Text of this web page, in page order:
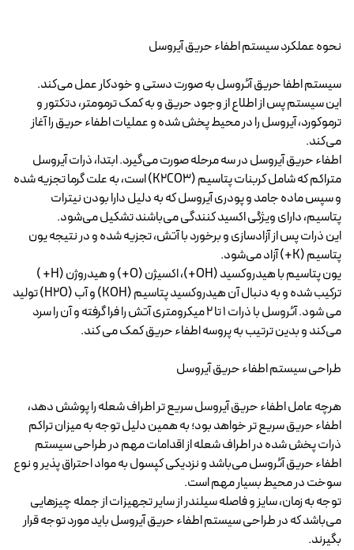
نحوه عملکرد سیستم اطفاء حریق آیروسل
سیستم اطفا حریق آئروسل به صورت دستی و خودکار عمل می‌کند.
این سیستم پس از اطلاع از وجود حریق و به کمک ترمومتر، دتکتور و
ترموکورد، آیروسل را در محیط پخش شده و عملیات اطفاء حریق را آغاز
می‌کند.
اطفاء حریق آیروسل در سه مرحله صورت می‌گیرد. ابتدا، ذرات آیروسل
متراکم که شامل کربنات پتاسیم (K2CO3) است، به علت گرما تجزیه شده
و سپس ماده جامد و پودری آیروسل که به دلیل دارا بودن نیترات
پتاسیم، دارای ویژگی اکسید کنندگی می‌باشند تشکیل می‌شود.
این ذرات پس از آزادسازی و برخورد با آتش، تجزیه شده و در نتیجه یون
پتاسیم (K+) آزاد می‌شود.
یون پتاسیم با هیدروکسید (OH+)، اکسیژن (O+) و هیدروژن (H+ )
ترکیب شده و به دنبال آن هیدروکسید پتاسیم (KOH) و آب (H2O) تولید
می شود. آئروسل با ذرات 1 تا 2 میکرومتری آتش را فرا گرفته و آن را سرد
می‌کند و بدین ترتیب به پروسه اطفاء حریق کمک می کند.
طراحی سیستم اطفاء حریق آیروسل
هرچه عامل اطفاء حریق آیروسل سریع تر اطراف شعله را پوشش دهد،
اطفاء حریق سریع تر خواهد بود؛ به همین دلیل توجه به میزان تراکم
ذرات پخش شده در اطراف شعله از اقدامات مهم در طراحی سیستم
اطفاء حریق آئروسل می‌باشد و نزدیکی کپسول به مواد احتراق پذیر و نوع
سوخت در محیط بسیار مهم است.
توجه به زمان، سایز و فاصله سیلندر از سایر تجهیزات از جمله چیزهایی
می‌باشد که در طراحی سیستم اطفاء حریق آیروسل باید مورد توجه قرار
بگیرند.